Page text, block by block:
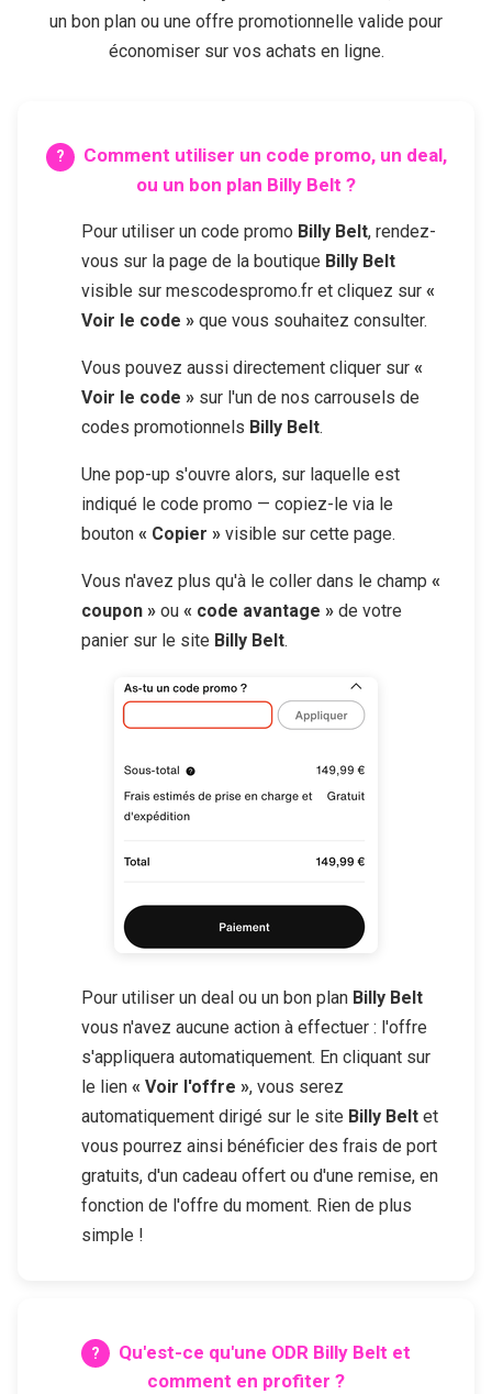
un bon plan ou une offre promotionnelle valide pour
économiser sur vos achats en ligne.
Comment utiliser un code promo, un deal,
ou un bon plan Billy Belt ?
Pour utiliser un code promo Billy Belt, rendez-
vous sur la page de la boutique Billy Belt
visible sur mescodespromo.fr et cliquez sur «
Voir le code » que vous souhaitez consulter.
Vous pouvez aussi directement cliquer sur «
Voir le code » sur l'un de nos carrousels de
codes promotionnels Billy Belt.
Une pop-up s'ouvre alors, sur laquelle est
indiqué le code promo — copiez-le via le
bouton « Copier » visible sur cette page.
Vous n'avez plus qu'à le coller dans le champ «
coupon » ou « code avantage » de votre
panier sur le site Billy Belt.
Pour utiliser un deal ou un bon plan Billy Belt
vous n'avez aucune action à effectuer : l'offre
s'appliquera automatiquement. En cliquant sur
le lien « Voir l'offre », vous serez
automatiquement dirigé sur le site Billy Belt et
vous pourrez ainsi bénéficier des frais de port
gratuits, d'un cadeau offert ou d'une remise, en
fonction de l'offre du moment. Rien de plus
simple !
Qu'est-ce qu'une ODR Billy Belt et
comment en profiter ?